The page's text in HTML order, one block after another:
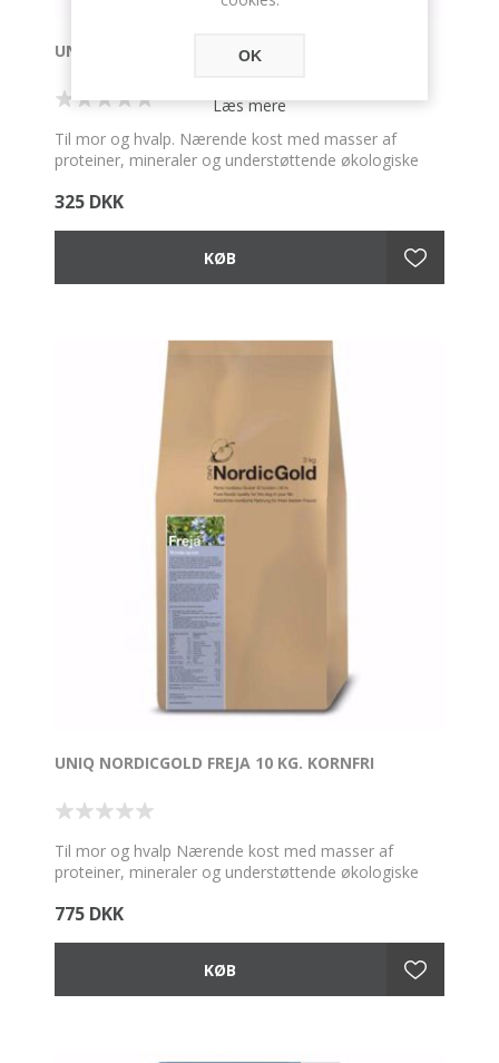
UNIQ NORDICGOLD FREJA 3 KG. KORNFRI
Til mor og hvalp. Nærende kost med masser af
proteiner, mineraler og understøttende økologiske
både mor og hvalp. Korn og glutenfri
325 DKK
UNIQ NORDICGOLD FREJA 10 KG. KORNFRI
Til mor og hvalp Nærende kost med masser af
proteiner, mineraler og understøttende økologiske
både mor og hvalp. Korn og glutenfri
775 DKK
OK
Læs mere